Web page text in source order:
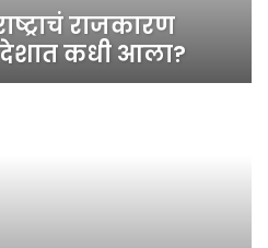
राजकारण
देशात कधी आला?